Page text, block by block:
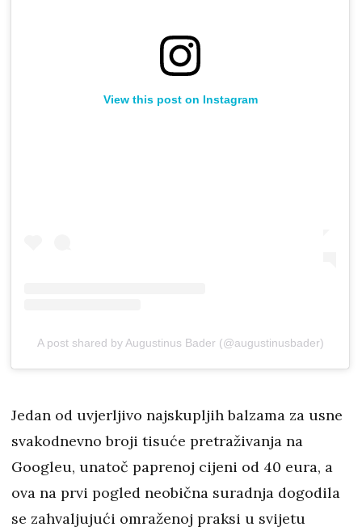
View this post on Instagram
A post shared by Augustinus Bader (@augustinusbader)
Jedan od uvjerljivo najskupljih balzama za usne
svakodnevno broji tisuće pretraživanja na
Googleu, unatoč paprenoj cijeni od 40 eura, a
ova na prvi pogled neobična suradnja dogodila
se zahvaljujući omraženoj praksi u svijetu